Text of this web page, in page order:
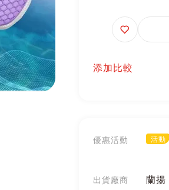
追
蹤
添加比較
優惠活動 活動
出貨廠商 蘭揚